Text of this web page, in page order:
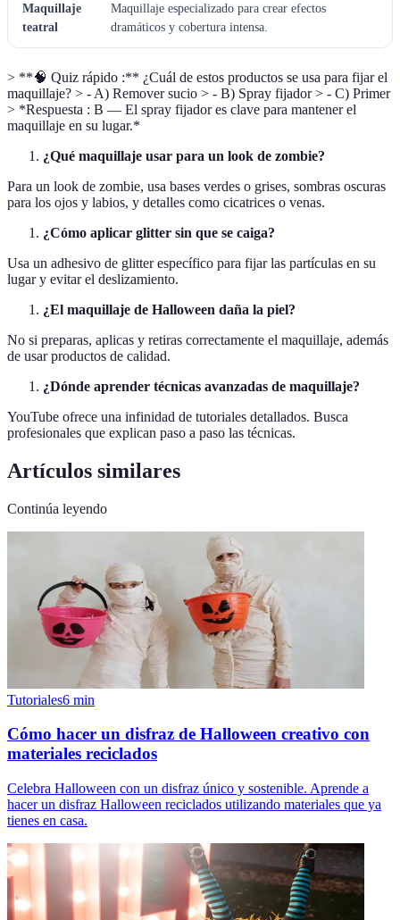
Maquillaje
teatral
Maquillaje especializado para crear efectos
dramáticos y cobertura intensa.
> **🧠 Quiz rápido :** ¿Cuál de estos productos se usa para fijar el
maquillaje? > - A) Remover sucio > - B) Spray fijador > - C) Primer
> *Respuesta : B — El spray fijador es clave para mantener el
maquillaje en su lugar.*
¿Qué maquillaje usar para un look de zombie?
Para un look de zombie, usa bases verdes o grises, sombras oscuras
para los ojos y labios, y detalles como cicatrices o venas.
¿Cómo aplicar glitter sin que se caiga?
Usa un adhesivo de glitter específico para fijar las partículas en su
lugar y evitar el deslizamiento.
¿El maquillaje de Halloween daña la piel?
No si preparas, aplicas y retiras correctamente el maquillaje, además
de usar productos de calidad.
¿Dónde aprender técnicas avanzadas de maquillaje?
YouTube ofrece una infinidad de tutoriales detallados. Busca
profesionales que explican paso a paso las técnicas.
Artículos similares
Continúa leyendo
Tutoriales6 min
Cómo hacer un disfraz de Halloween creativo con
materiales reciclados
Celebra Halloween con un disfraz único y sostenible. Aprende a
hacer un disfraz Halloween reciclados utilizando materiales que ya
tienes en casa.